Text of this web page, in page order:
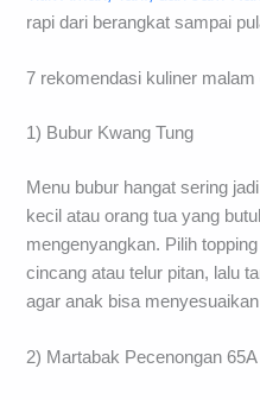
rapi dari berangkat sampai
7 rekomendasi kuliner
1) Bubur Kwang Tung
Menu bubur hangat sering
kecil atau orang tua yang
mengenyangkan. Pilih
cincang atau telur pitan, lalu
agar anak bisa
2) Martabak Pecenongan 65A